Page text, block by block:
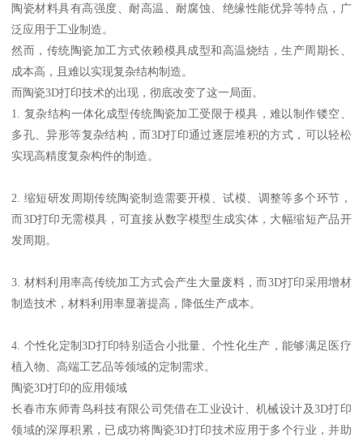
陶瓷材料具有高强度、耐高温、耐腐蚀、绝缘性能优异等特点，广
泛应用于工业制造。
然而，传统陶瓷加工方式依赖模具成型和高温烧结，生产周期长、
成本高，且难以实现复杂结构制造。
而陶瓷3D打印技术的出现，彻底改变了这一局面。
1. 复杂结构一体化成型传统陶瓷加工受限于模具，难以制作镂空、
多孔、异形等复杂结构，而3D打印通过逐层堆积的方式，可以轻松
实现高精度复杂构件的制造。
2. 缩短研发周期传统陶瓷制造需要开模、试模、调整等多个环节，
而3D打印无需模具，可直接从数字模型生成实体，大幅缩短产品开
发周期。
3. 材料利用率高传统加工方式会产生大量废料，而3D打印采用增材
制造技术，材料利用率显著提高，降低生产成本。
4. 个性化定制3D打印特别适合小批量、个性化生产，能够满足医疗
植入物、高端工艺品等领域的定制需求。
陶瓷3D打印的应用领域
长春市东师青鸟科技有限公司凭借在工业设计、机械设计及3D打印
领域的深厚积累，已成功将陶瓷3D打印技术应用于多个行业，并助